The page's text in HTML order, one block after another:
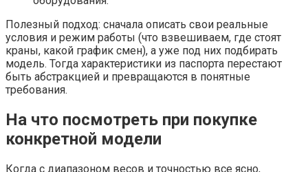
Полезный подход: сначала описать свои реальные
условия и режим работы (что взвешиваем, где стоят
краны, какой график смен), а уже под них подбирать
модель. Тогда характеристики из паспорта перестают
быть абстракцией и превращаются в понятные
требования.
На что посмотреть при покупке
конкретной модели
Когда с диапазоном весов и точностью все ясно,